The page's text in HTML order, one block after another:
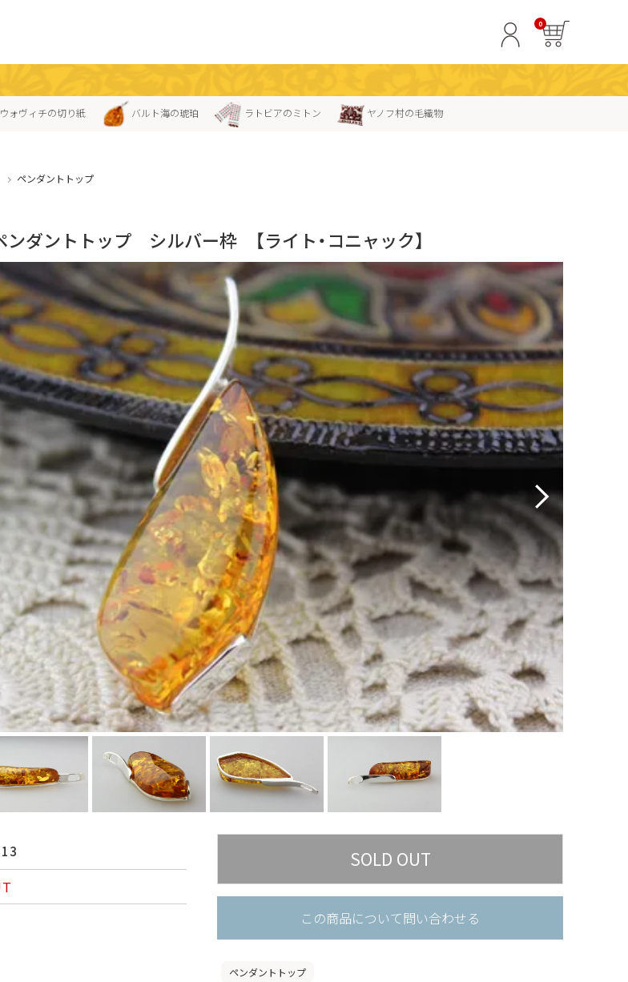
0
ウォヴィチの切り紙 バルト海の琥珀 ラトビアのミトン ヤノフ村の毛織物
ペンダントトップ
ダントトップ シルバー枠 【ライト・コニャック】
この商品について問い合わせる
ペンダントトップ